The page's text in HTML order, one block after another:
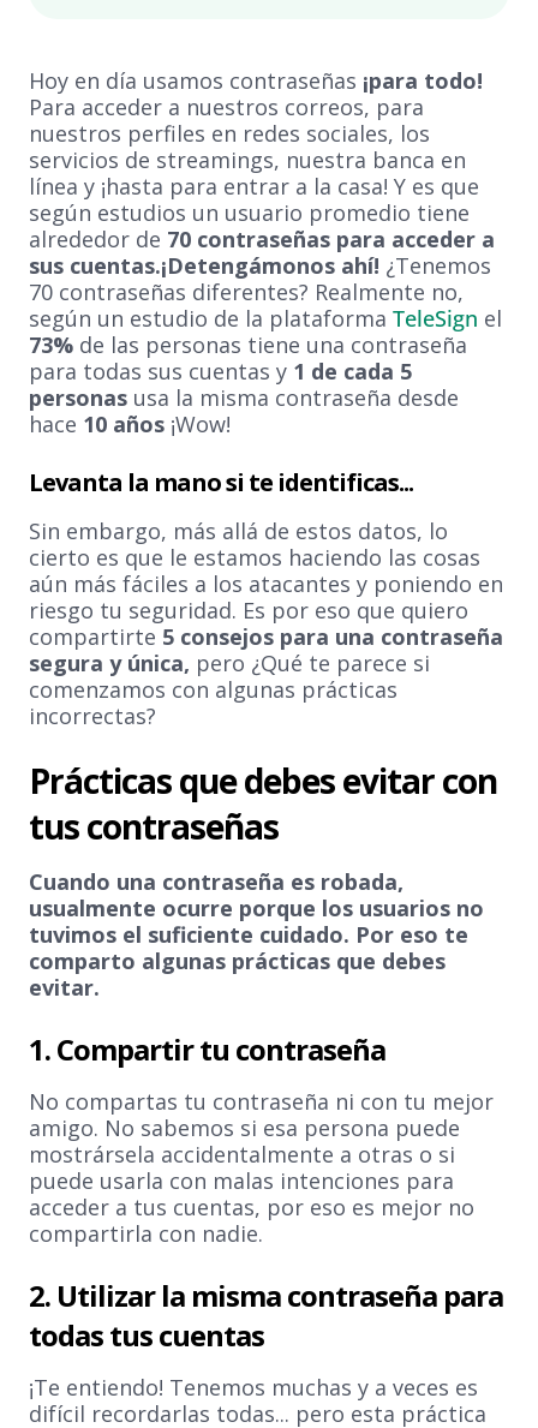
Hoy en día usamos contraseñas ¡para todo!
Para acceder a nuestros correos, para
nuestros perfiles en redes sociales, los
servicios de streamings, nuestra banca en
línea y ¡hasta para entrar a la casa! Y es que
según estudios un usuario promedio tiene
alrededor de 70 contraseñas para acceder a
sus cuentas.¡Detengámonos ahí! ¿Tenemos
70 contraseñas diferentes? Realmente no,
según un estudio de la plataforma TeleSign el
73% de las personas tiene una contraseña
para todas sus cuentas y 1 de cada 5
personas usa la misma contraseña desde
hace 10 años ¡Wow!
Levanta la mano si te identificas...
Sin embargo, más allá de estos datos, lo
cierto es que le estamos haciendo las cosas
aún más fáciles a los atacantes y poniendo en
riesgo tu seguridad. Es por eso que quiero
compartirte 5 consejos para una contraseña
segura y única, pero ¿Qué te parece si
comenzamos con algunas prácticas
incorrectas?
Prácticas que debes evitar con
tus contraseñas
Cuando una contraseña es robada,
usualmente ocurre porque los usuarios no
tuvimos el suficiente cuidado. Por eso te
comparto algunas prácticas que debes
evitar.
1. Compartir tu contraseña
No compartas tu contraseña ni con tu mejor
amigo. No sabemos si esa persona puede
mostrársela accidentalmente a otras o si
puede usarla con malas intenciones para
acceder a tus cuentas, por eso es mejor no
compartirla con nadie.
2. Utilizar la misma contraseña para
todas tus cuentas
¡Te entiendo! Tenemos muchas y a veces es
difícil recordarlas todas... pero esta práctica